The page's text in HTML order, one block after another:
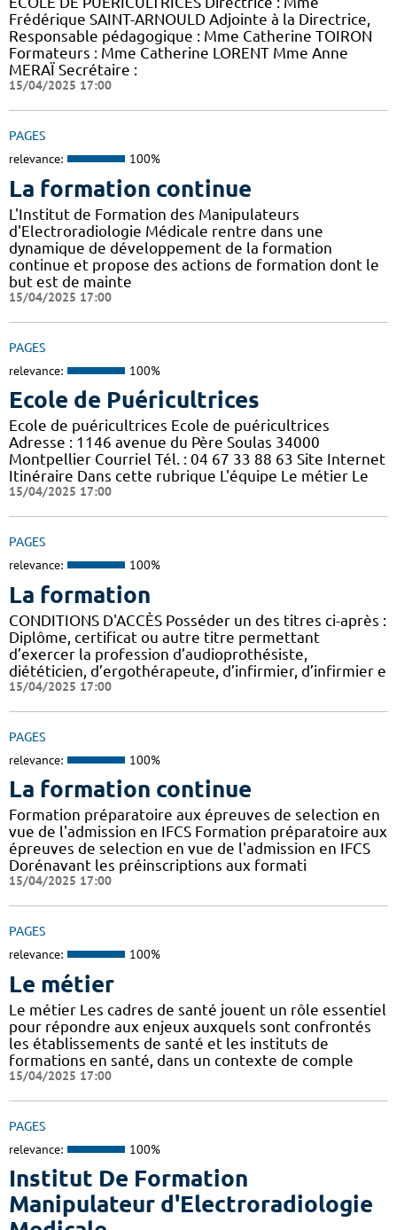
Frédérique SAINT-ARNOULD Adjointe à la Directrice,
Responsable pédagogique : Mme Catherine TOIRON
Formateurs : Mme Catherine LORENT Mme Anne
MERAÏ Secrétaire :
15/04/2025 17:00
PAGES
relevance: 100%
La formation continue
L'Institut de Formation des Manipulateurs
d'Electroradiologie Médicale rentre dans une
dynamique de développement de la formation
continue et propose des actions de formation dont le
but est de mainte
15/04/2025 17:00
PAGES
relevance: 100%
Ecole de Puéricultrices
Ecole de puéricultrices Ecole de puéricultrices
Adresse : 1146 avenue du Père Soulas 34000
Montpellier Courriel Tél. : 04 67 33 88 63 Site Internet
Itinéraire Dans cette rubrique L'équipe Le métier Le
15/04/2025 17:00
PAGES
relevance: 100%
La formation
CONDITIONS D'ACCÈS Posséder un des titres ci-après :
Diplôme, certificat ou autre titre permettant
d’exercer la profession d’audioprothésiste,
diététicien, d’ergothérapeute, d’infirmier, d’infirmier e
15/04/2025 17:00
PAGES
relevance: 100%
La formation continue
Formation préparatoire aux épreuves de selection en
vue de l'admission en IFCS Formation préparatoire aux
épreuves de selection en vue de l'admission en IFCS
Dorénavant les préinscriptions aux formati
15/04/2025 17:00
PAGES
relevance: 100%
Le métier
Le métier Les cadres de santé jouent un rôle essentiel
pour répondre aux enjeux auxquels sont confrontés
les établissements de santé et les instituts de
formations en santé, dans un contexte de comple
15/04/2025 17:00
PAGES
relevance: 100%
Institut De Formation
Manipulateur d'Electroradiologie